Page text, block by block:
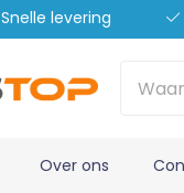
Snelle levering
Over ons